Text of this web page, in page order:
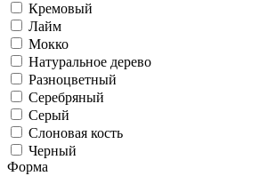
Кремовый
Лайм
Мокко
Натуральное дерево
Разноцветный
Серебряный
Серый
Слоновая кость
Черный
Форма